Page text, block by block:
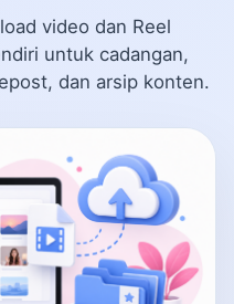
video dan Reel
untuk cadangan,
dan arsip konten.